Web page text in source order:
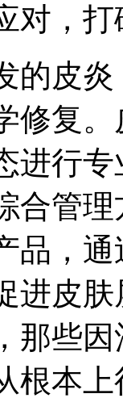
对，
的皮
修复
进行
合管
品，
进皮
那些
根本